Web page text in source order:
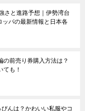
さと進路予想｜伊勢湾台
パの最新情報と日本各
の前売り券購入方法は？
ても！
んは？かわいい私服やコ